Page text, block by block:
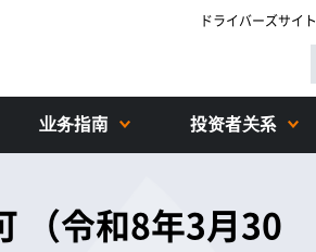
ドライバーズサイト
业务指南 投资者关系
（令和8年3月30